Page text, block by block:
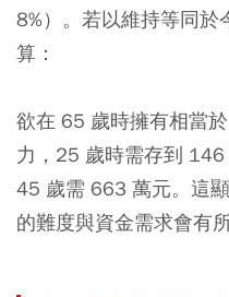
8%）。若以維持等同
算：
欲在 65 歲時擁有相當
力，25 歲時需存到
45 歲需 663 萬元。這
的難度與資金需求會有所